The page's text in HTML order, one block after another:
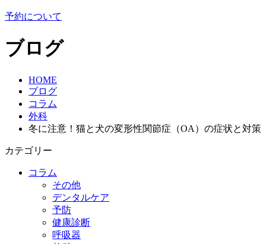
予約について
ブログ
HOME
ブログ
コラム
外科
冬に注意！猫と犬の変形性関節症（OA）の症状と対策
カテゴリー
コラム
その他
デンタルケア
予防
健康診断
呼吸器